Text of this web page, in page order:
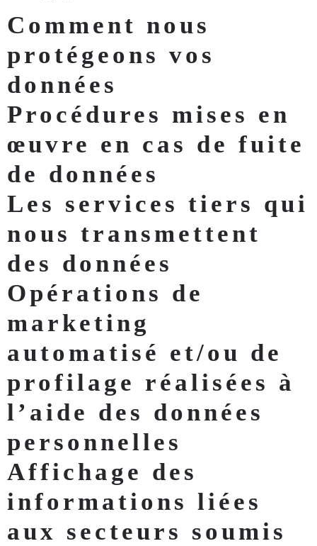
Comment nous
protégeons vos
données
Procédures mises en
œuvre en cas de fuite
de données
Les services tiers qui
nous transmettent
des données
Opérations de
marketing
automatisé et/ou de
profilage réalisées à
l’aide des données
personnelles
Affichage des
informations liées
aux secteurs soumis